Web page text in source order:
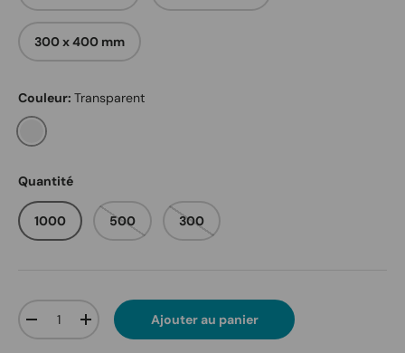
300 x 400 mm
Couleur: Transparent
Transparent
Quantité
1000 500 300
Qté
Diminuer la quantité
Augmenter la quantité
Ajouter au panier